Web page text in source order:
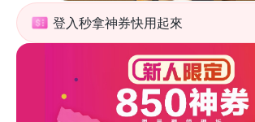
登入秒拿神券快用起來